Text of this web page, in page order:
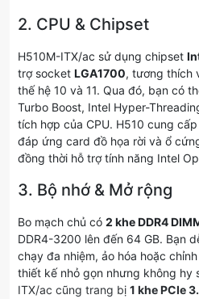
2. CPU & Chipset
H510M-ITX/ac sử dụng chipset
trợ socket LGA1700, tương thích
thế hệ 10 và 11. Qua đó, bạn có
Turbo Boost, Intel Hyper-
tích hợp của CPU. H510 cung
đáp ứng card đồ họa rời và ổ
đồng thời hỗ trợ tính năng Intel
3. Bộ nhớ & Mở rộng
Bo mạch chủ có 2 khe DDR4
DDR4-3200 lên đến 64 GB. Bạn
chạy đa nhiệm, ảo hóa hoặc
thiết kế nhỏ gọn nhưng không hy
ITX/ac cũng trang bị 1 khe PCIe